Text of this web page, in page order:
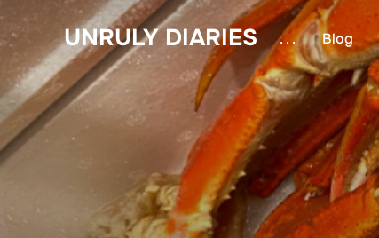
ン
ン
ツ
へ
ス
UNRULY DIARIES . . . Blog